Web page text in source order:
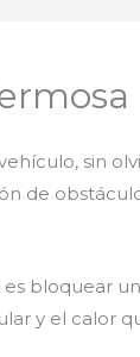
sin
de
es bloquear
y el calor